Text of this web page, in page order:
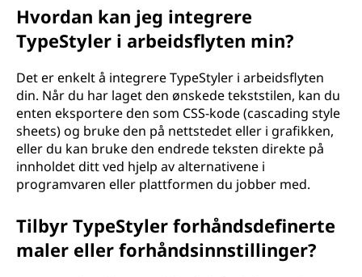
Hvordan kan jeg integrere
TypeStyler i arbeidsflyten min?
Det er enkelt å integrere TypeStyler i arbeidsflyten
din. Når du har laget den ønskede tekststilen, kan du
enten eksportere den som CSS-kode (cascading style
sheets) og bruke den på nettstedet eller i grafikken,
eller du kan bruke den endrede teksten direkte på
innholdet ditt ved hjelp av alternativene i
programvaren eller plattformen du jobber med.
Tilbyr TypeStyler forhåndsdefinerte
maler eller forhåndsinnstillinger?